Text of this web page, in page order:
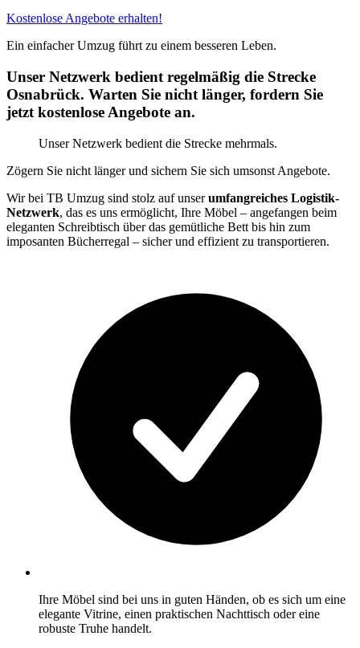
Kostenlose Angebote erhalten!
Ein einfacher Umzug führt zu einem besseren Leben.
Unser Netzwerk bedient regelmäßig die Strecke
Osnabrück. Warten Sie nicht länger, fordern Sie
jetzt kostenlose Angebote an.
Unser Netzwerk bedient die Strecke mehrmals.
Zögern Sie nicht länger und sichern Sie sich umsonst Angebote.
Wir bei TB Umzug sind stolz auf unserumfangreiches Logistik-
Netzwerk, das es uns ermöglicht, Ihre Möbel – angefangen beim
eleganten Schreibtisch über das gemütliche Bett bis hin zum
imposanten Bücherregal – sicher und effizient zu transportieren.
Ihre Möbel sind bei uns in guten Händen, ob es sich um eine
elegante Vitrine, einen praktischen Nachttisch oder eine
robuste Truhe handelt.